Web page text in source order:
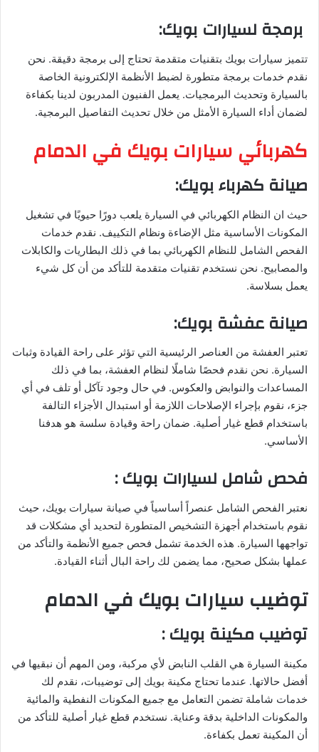
برمجة لسيارات بويك:
تتميز سيارات بويك بتقنيات متقدمة تحتاج إلى برمجة دقيقة. نحن
نقدم خدمات برمجة متطورة لضبط الأنظمة الإلكترونية الخاصة
بالسيارة وتحديث البرمجيات. يعمل الفنيون المدربون لدينا بكفاءة
لضمان أداء السيارة الأمثل من خلال تحديث التفاصيل البرمجية.
كهربائي سيارات بويك في الدمام
صيانة كهرباء بويك:
حيث ان النظام الكهربائي في السيارة يلعب دورًا حيويًا في تشغيل
المكونات الأساسية مثل الإضاءة ونظام التكييف. نقدم خدمات
الفحص الشامل للنظام الكهربائي بما في ذلك البطاريات والكابلات
والمصابيح. نحن نستخدم تقنيات متقدمة للتأكد من أن كل شيء
يعمل بسلاسة.
صيانة عفشة بويك:
تعتبر العفشة من العناصر الرئيسية التي تؤثر على راحة القيادة وثبات
السيارة. نحن نقدم فحصًا شاملًا لنظام العفشة، بما في ذلك
المساعدات والنوابض والعكوس. في حال وجود تآكل أو تلف في أي
جزء، نقوم بإجراء الإصلاحات اللازمة أو استبدال الأجزاء التالفة
باستخدام قطع غيار أصلية. ضمان راحة وقيادة سلسة هو هدفنا
الأساسي.
فحص شامل لسيارات بويك :
نعتبر الفحص الشامل عنصراً أساسياً في صيانة سيارات بويك، حيث
نقوم باستخدام أجهزة التشخيص المتطورة لتحديد أي مشكلات قد
تواجهها السيارة. هذه الخدمة تشمل فحص جميع الأنظمة والتأكد من
عملها بشكل صحيح، مما يضمن لك راحة البال أثناء القيادة.
توضيب سيارات بويك في الدمام
توضيب مكينة بويك:
مكينة السيارة هي القلب النابض لأي مركبة، ومن المهم أن نبقيها في
أفضل حالاتها. عندما تحتاج مكينة بويك إلى توضيبات، نقدم لك
خدمات شاملة تضمن التعامل مع جميع المكونات النفطية والمائية
والمكونات الداخلية بدقة وعناية. نستخدم قطع غيار أصلية للتأكد من
أن المكينة تعمل بكفاءة.